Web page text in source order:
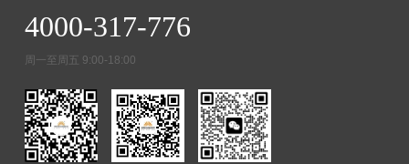
4000-317-776
周一至周五 9:00-18:00